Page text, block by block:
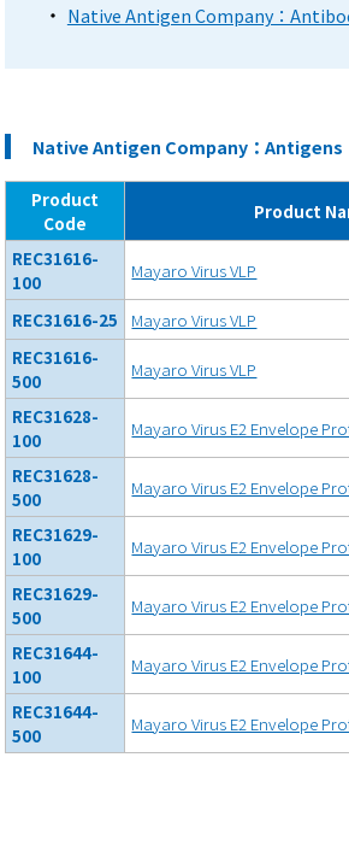
Native Antigen Company：
Native Antigen Company：Antigens
Product
Code
Product
REC31616-
100
Mayaro Virus VLP
REC31616-25
Mayaro Virus VLP
REC31616-
500
Mayaro Virus VLP
REC31628-
100
Mayaro Virus E2 Envelope
REC31628-
500
Mayaro Virus E2 Envelope
REC31629-
100
Mayaro Virus E2 Envelope
REC31629-
500
Mayaro Virus E2 Envelope
REC31644-
100
Mayaro Virus E2 Envelope
REC31644-
500
Mayaro Virus E2 Envelope